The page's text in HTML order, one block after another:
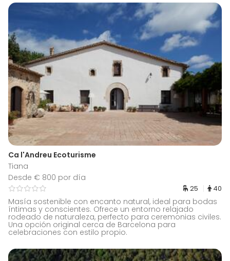
Ca l'Andreu Ecoturisme
Tiana
Desde € 800 por día
25 40
Masía sostenible con encanto natural, ideal para bodas
íntimas y conscientes. Ofrece un entorno relajado
rodeado de naturaleza, perfecto para ceremonias civiles.
Una opción original cerca de Barcelona para
celebraciones con estilo propio.